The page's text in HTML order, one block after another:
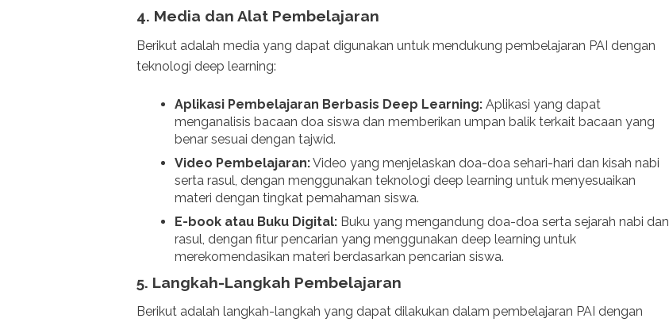
4. Media dan Alat Pembelajaran
Berikut adalah media yang dapat digunakan untuk mendukung pembelajaran PAI dengan
teknologi deep learning:
Aplikasi Pembelajaran Berbasis Deep Learning: Aplikasi yang dapat
menganalisis bacaan doa siswa dan memberikan umpan balik terkait bacaan yang
benar sesuai dengan tajwid.
Video Pembelajaran:Video yang menjelaskan doa-doa sehari-hari dan kisah nabi
serta rasul, dengan menggunakan teknologi deep learning untuk menyesuaikan
materi dengan tingkat pemahaman siswa.
E-book atau Buku Digital: Buku yang mengandung doa-doa serta sejarah nabi dan
rasul, dengan fitur pencarian yang menggunakan deep learning untuk
merekomendasikan materi berdasarkan pencarian siswa.
5. Langkah-Langkah Pembelajaran
Berikut adalah langkah-langkah yang dapat dilakukan dalam pembelajaran PAI dengan